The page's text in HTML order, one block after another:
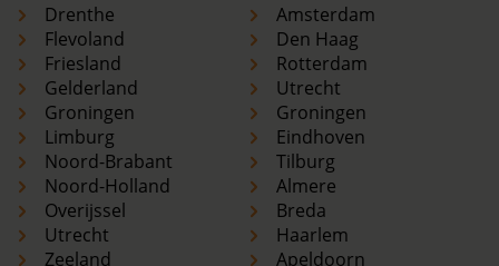
Drenthe
Flevoland
Friesland
Gelderland
Groningen
Limburg
Noord-Brabant
Noord-Holland
Overijssel
Utrecht
Zeeland
Amsterdam
Den Haag
Rotterdam
Utrecht
Groningen
Eindhoven
Tilburg
Almere
Breda
Haarlem
Apeldoorn